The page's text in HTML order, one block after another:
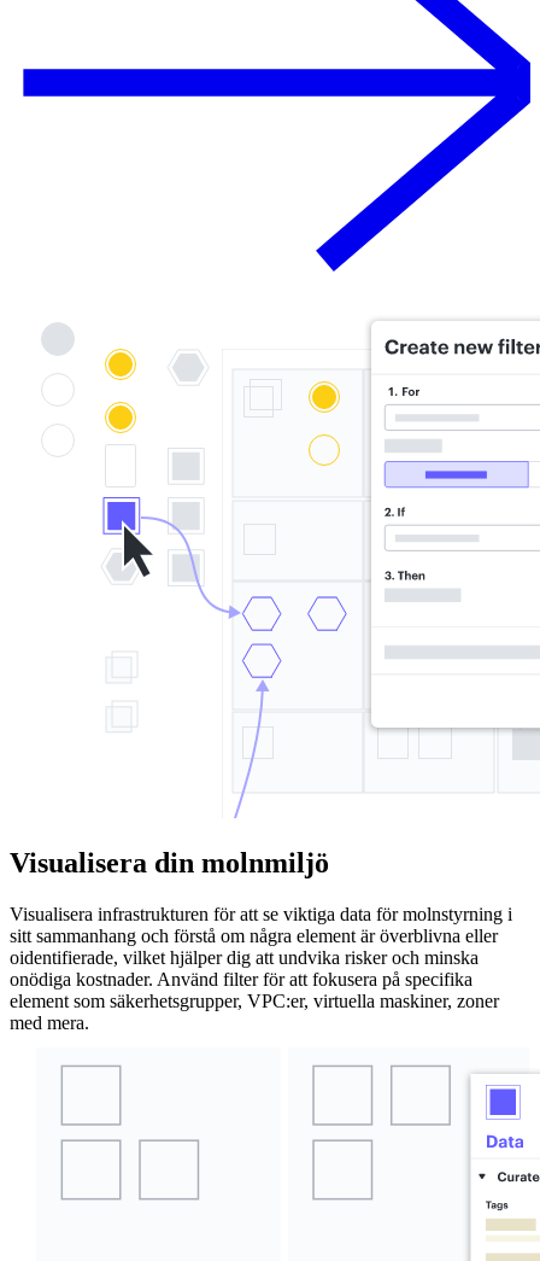
Visualisera din molnmiljö
Visualisera infrastrukturen för att se viktiga data för molnstyrning i
sitt sammanhang och förstå om några element är överblivna eller
oidentifierade, vilket hjälper dig att undvika risker och minska
onödiga kostnader. Använd filter för att fokusera på specifika
element som säkerhetsgrupper, VPC:er, virtuella maskiner, zoner
med mera.